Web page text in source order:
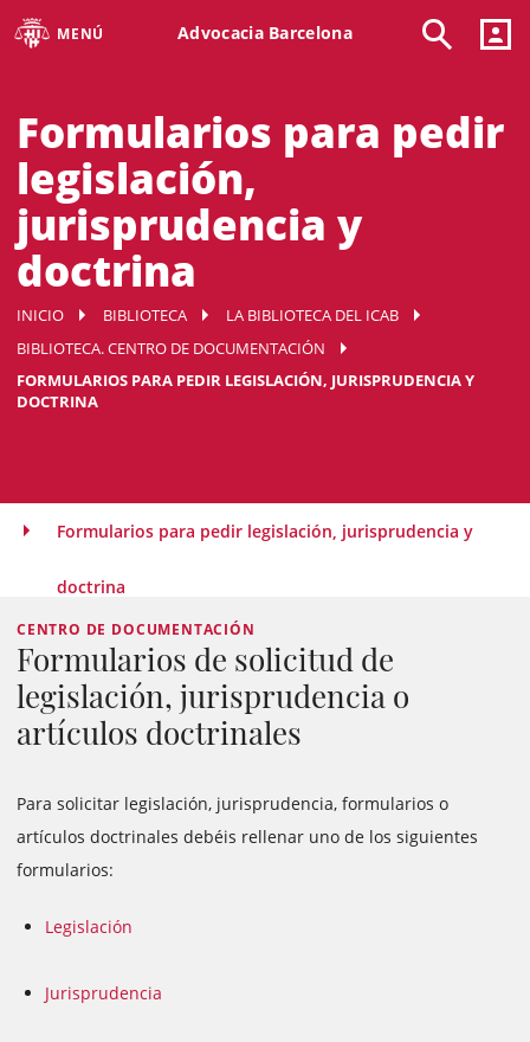
MENÚ Advocacia Barcelona
Formularios para pedir
legislación,
jurisprudencia y
doctrina
INICIO BIBLIOTECA
LA BIBLIOTECA DEL ICAB
BIBLIOTECA. CENTRO DE DOCUMENTACIÓN
FORMULARIOS PARA PEDIR LEGISLACIÓN, JURISPRUDENCIA Y
DOCTRINA
Formularios para pedir legislación, jurisprudencia y
doctrina
CENTRO DE DOCUMENTACIÓN
Formularios de solicitud de
legislación, jurisprudencia o
artículos doctrinales
Para solicitar legislación, jurisprudencia, formularios o
artículos doctrinales debéis rellenar uno de los siguientes
formularios:
Legislación
Jurisprudencia